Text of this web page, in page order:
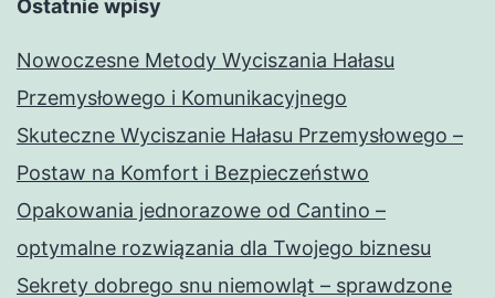
Ostatnie wpisy
Nowoczesne Metody Wyciszania Hałasu
Przemysłowego i Komunikacyjnego
Skuteczne Wyciszanie Hałasu Przemysłowego –
Postaw na Komfort i Bezpieczeństwo
Opakowania jednorazowe od Cantino –
optymalne rozwiązania dla Twojego biznesu
Sekrety dobrego snu niemowląt – sprawdzone